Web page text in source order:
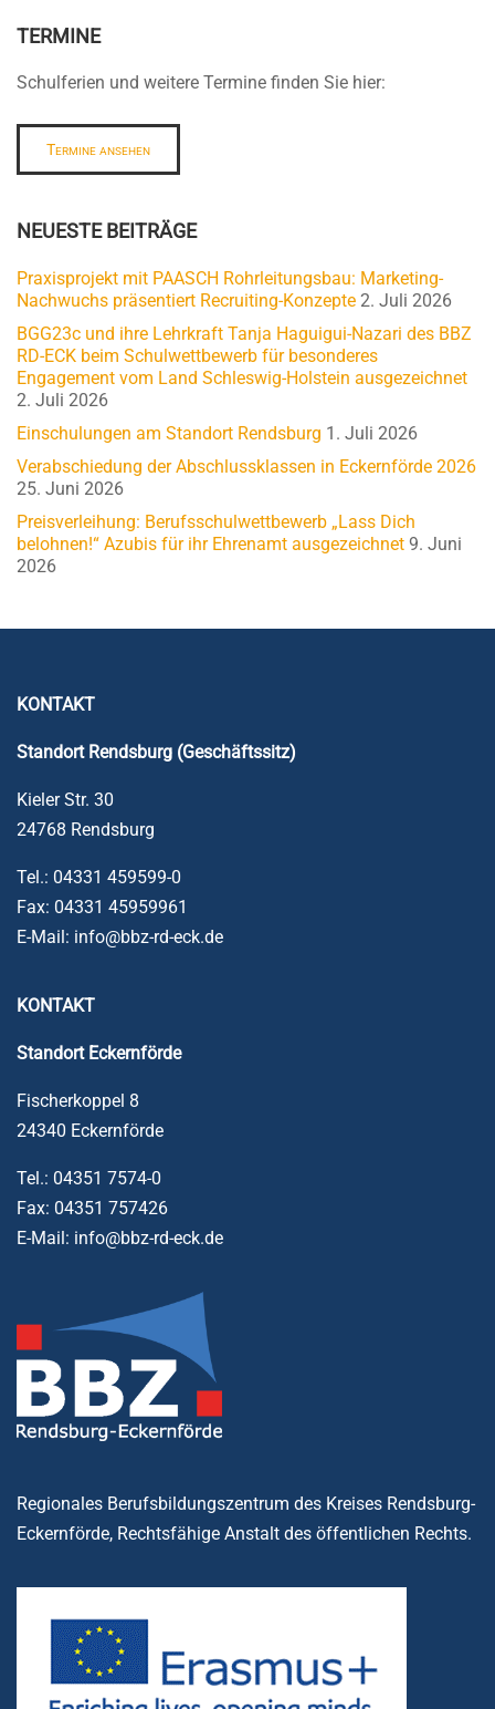
TERMINE
Schulferien und weitere Termine finden Sie hier:
Termine ansehen
NEUESTE BEITRÄGE
Praxisprojekt mit PAASCH Rohrleitungsbau: Marketing-
Nachwuchs präsentiert Recruiting-Konzepte 2. Juli 2026
BGG23c und ihre Lehrkraft Tanja Haguigui-Nazari des BBZ
RD-ECK beim Schulwettbewerb für besonderes
Engagement vom Land Schleswig-Holstein ausgezeichnet
2. Juli 2026
Einschulungen am Standort Rendsburg 1. Juli 2026
Verabschiedung der Abschlussklassen in Eckernförde 2026
25. Juni 2026
Preisverleihung: Berufsschulwettbewerb „Lass Dich
belohnen!“ Azubis für ihr Ehrenamt ausgezeichnet 9. Juni
2026
KONTAKT
Standort Rendsburg (Geschäftssitz)
Kieler Str. 30
24768 Rendsburg
Tel.: 04331 459599-0
Fax: 04331 45959961
E-Mail: info@bbz-rd-eck.de
KONTAKT
StandortEckernförde
Fischerkoppel 8
24340 Eckernförde
Tel.: 04351 7574-0
Fax: 04351 757426
E-Mail: info@bbz-rd-eck.de
Regionales Berufsbildungszentrum des Kreises Rendsburg-
Eckernförde, Rechtsfähige Anstalt des öffentlichen Rechts.